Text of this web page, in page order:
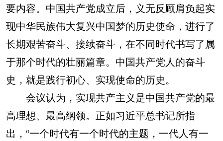
要内容。中国共产党成立后，义无反顾肩负起实
现中华民族伟大复兴中国梦的历史使命，进行了
长期艰苦奋斗、接续奋斗，在不同时代书写了属
于那个时代的壮丽篇章。中国共产党人的奋斗
史，就是践行初心、实现使命的历史。
会议认为，实现共产主义是中国共产党的最
高理想、最高纲领。正如习近平总书记所指
出，“一个时代有一个时代的主题，一代人有一